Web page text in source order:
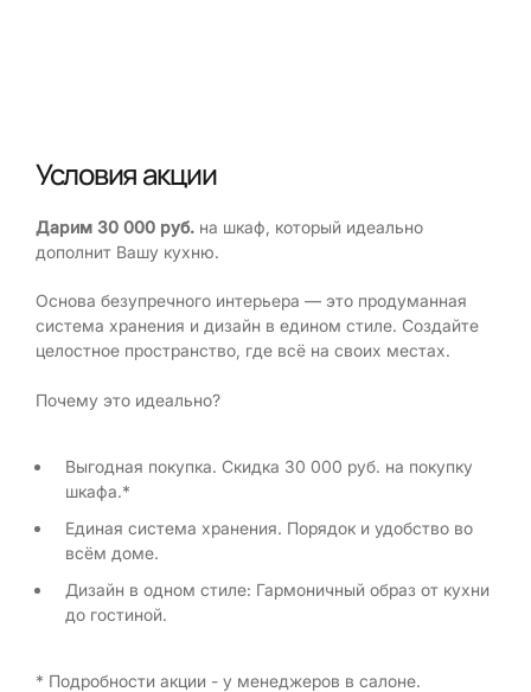
Условия акции
Дарим 30 000 руб. на шкаф, который идеально
дополнит Вашу кухню.
Основа безупречного интерьера — это продуманная
система хранения и дизайн в едином стиле. Создайте
целостное пространство, где всё на своих местах.
Почему это идеально?
Выгодная покупка. Скидка 30 000 руб. на покупку
шкафа.*
Единая система хранения. Порядок и удобство во
всём доме.
Дизайн в одном стиле: Гармоничный образ от кухни
до гостиной.
* Подробности акции - у менеджеров в салоне.